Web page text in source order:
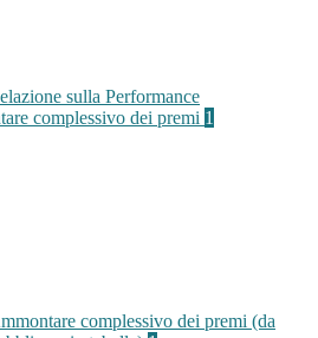
sulla Performance
complessivo dei premi 1
complessivo dei premi (da